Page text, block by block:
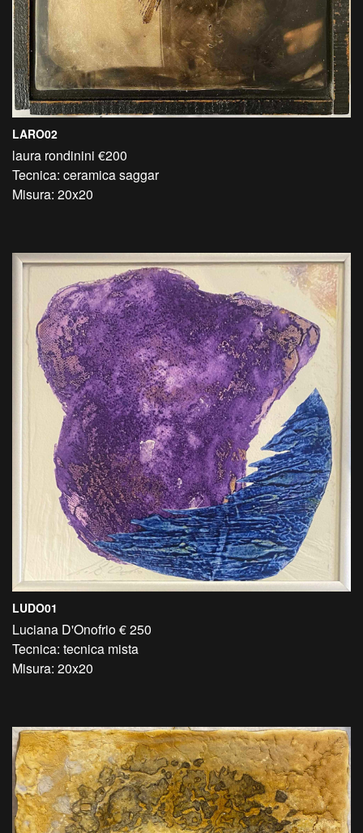
LARO02
laura rondinini €200
Tecnica: ceramica saggar
Misura: 20x20
LUDO01
Luciana D'Onofrio € 250
Tecnica: tecnica mista
Misura: 20x20